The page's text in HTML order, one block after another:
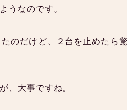
うなのです。
のだけど、２台を止めたら
、大事ですね。